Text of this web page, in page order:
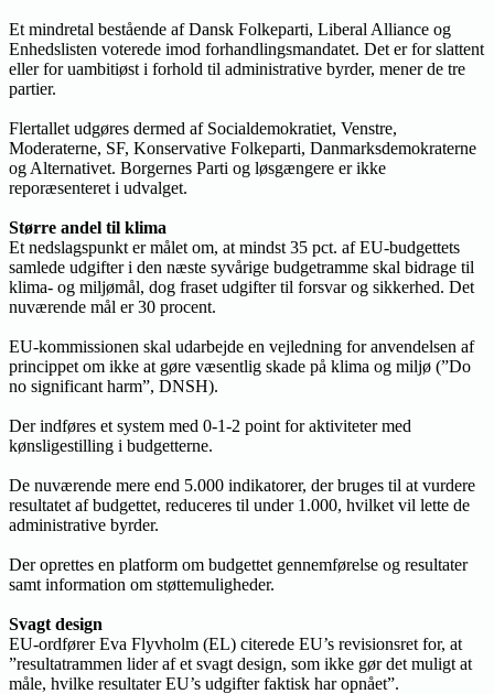
Et mindretal bestående af Dansk Folkeparti, Liberal Alliance og
Enhedslisten voterede imod forhandlingsmandatet. Det er for slattent
eller for uambitiøst i forhold til administrative byrder, mener de tre
partier.
Flertallet udgøres dermed af Socialdemokratiet, Venstre,
Moderaterne, SF, Konservative Folkeparti, Danmarksdemokraterne
og Alternativet. Borgernes Parti og løsgængere er ikke
reporæsenteret i udvalget.
Større andel til klima
Et nedslagspunkt er målet om, at mindst 35 pct. af EU-budgettets
samlede udgifter i den næste syvårige budgetramme skal bidrage til
klima- og miljømål, dog fraset udgifter til forsvar og sikkerhed. Det
nuværende mål er 30 procent.
EU-kommissionen skal udarbejde en vejledning for anvendelsen af
princippet om ikke at gøre væsentlig skade på klima og miljø (”Do
no significant harm”, DNSH).
Der indføres et system med 0-1-2 point for aktiviteter med
kønsligestilling i budgetterne.
De nuværende mere end 5.000 indikatorer, der bruges til at vurdere
resultatet af budgettet, reduceres til under 1.000, hvilket vil lette de
administrative byrder.
Der oprettes en platform om budgettet gennemførelse og resultater
samt information om støttemuligheder.
Svagt design
EU-ordfører Eva Flyvholm (EL) citerede EU’s revisionsret for, at
”resultatrammen lider af et svagt design, som ikke gør det muligt at
måle, hvilke resultater EU’s udgifter faktisk har opnået”.